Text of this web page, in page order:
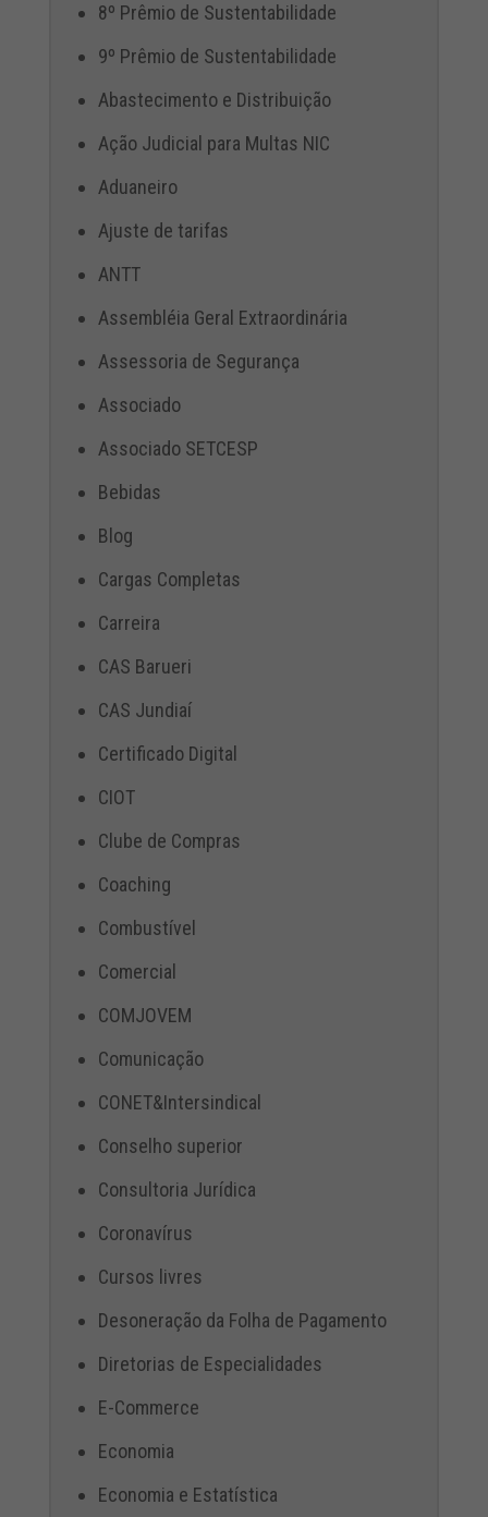
8º Prêmio de Sustentabilidade
9º Prêmio de Sustentabilidade
Abastecimento e Distribuição
Ação Judicial para Multas NIC
Aduaneiro
Ajuste de tarifas
ANTT
Assembléia Geral Extraordinária
Assessoria de Segurança
Associado
Associado SETCESP
Bebidas
Blog
Cargas Completas
Carreira
CAS Barueri
CAS Jundiaí
Certificado Digital
CIOT
Clube de Compras
Coaching
Combustível
Comercial
COMJOVEM
Comunicação
CONET&Intersindical
Conselho superior
Consultoria Jurídica
Coronavírus
Cursos livres
Desoneração da Folha de Pagamento
Diretorias de Especialidades
E-Commerce
Economia
Economia e Estatística